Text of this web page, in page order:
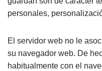
personales,
El servidor web no le
su navegador web. De
habitualmente con el